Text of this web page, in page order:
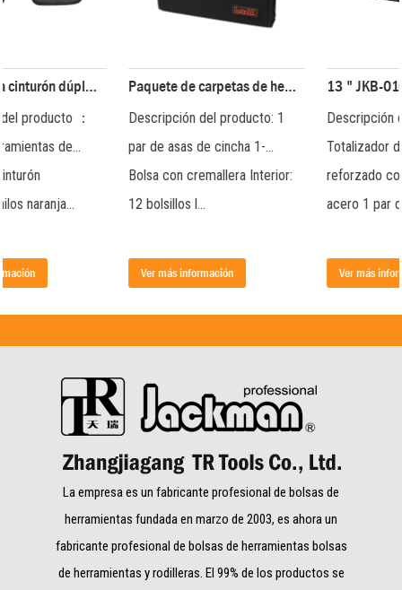
Paquete de carpetas de herramientas multifunción (serie 200) JKB-81719
Descripción del producto: 1
par de asas de cincha 1-
Bolsa con cremallera Interior:
12 bolsillos l...
13 " JKB-010 Bolsa de herramientas JKB-01019-13
Descripción del producto:
Totalizador de boca grande
reforzado con alambre de
acero 1 par de asas ...
La empresa es un fabricante profesional de bolsas de
herramientas fundada en marzo de 2003, es ahora un
fabricante profesional de bolsas de herramientas bolsas
de herramientas y rodilleras. El 99% de los productos se